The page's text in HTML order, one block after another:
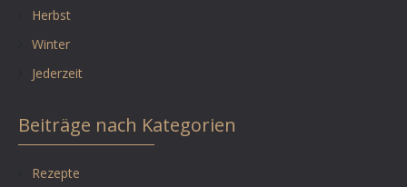
Herbst
Winter
Jederzeit
Beiträge nach Kategorien
Rezepte